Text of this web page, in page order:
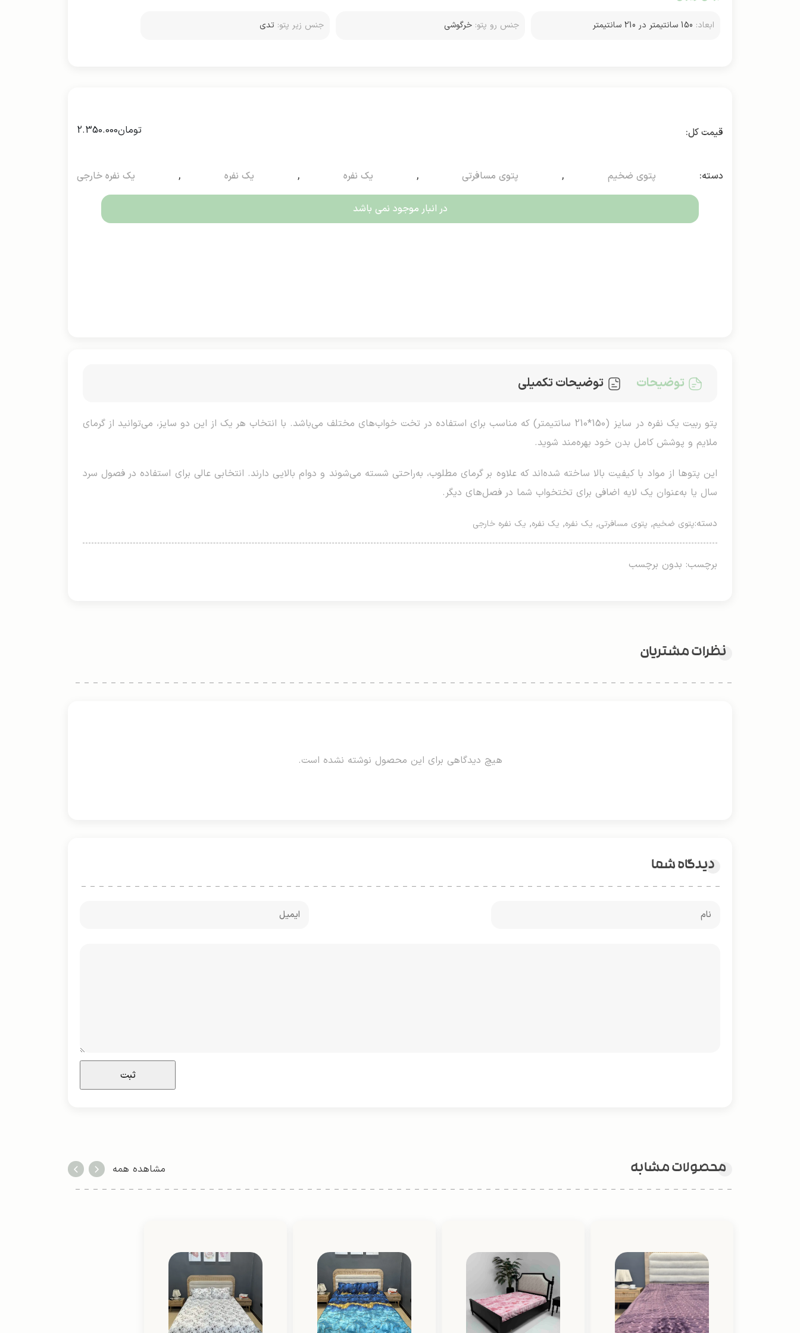
ابعاد: 150 سانتیمتر در 210 سانتیمتر جنس رو پتو: خرگوشی جنس زیر پتو: تدی
تومان2.350.000
دسته: پتوی ضخیم , پتوی مسافرتی , یک نفره , یک نفره , یک نفره خارجی
در انبار موجود نمی باشد
توضیحات توضیحات تکمیلی
پتو ربیت یک نفره در سایز (150*210 سانتیمتر) که مناسب برای استفاده در تخت خواب‌های مختلف می‌باشد. با انتخاب هر یک از این دو سایز، می‌توانید از گرمای
ملایم و پوشش کامل بدن خود بهره‌مند شوید.
این پتوها از مواد با کیفیت بالا ساخته شده‌اند که علاوه بر گرمای مطلوب، به‌راحتی شسته می‌شوند و دوام بالایی دارند. انتخابی عالی برای استفاده در فصول سرد
سال یا به‌عنوان یک لایه اضافی برای تختخواب شما در فصل‌های دیگر.
دسته:پتوی ضخیم, پتوی مسافرتی, یک نفره, یک نفره, یک نفره خارجی
برچسب: بدون برچسب
نظرات مشتریان
هیچ دیدگاهی برای این محصول نوشته نشده است.
دیدگاه شما
محصولات مشابه مشاهده همه